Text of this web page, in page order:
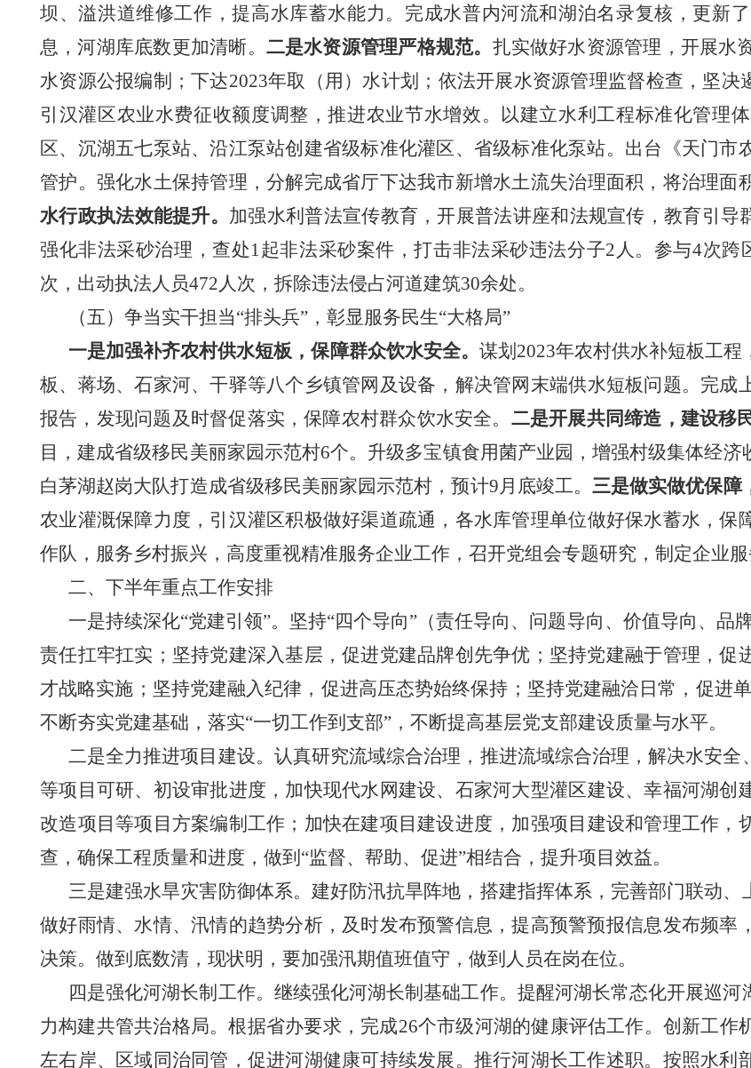
坝、溢洪道维修工作，提高水库蓄水能力。完成水普内河流和湖泊名录复核，更新
息，河湖库底数更加清晰。 二是水资源管理严格规范。 扎实做好水资源管理，开展水
水资源公报编制；下达2023年取（用）水计划； 依法开展水资源管理监督检查， 坚决
引汉灌区农业水费征收额度调整，推进农业节水增效。以建立水利工程标准化管理
区、沉湖五七泵站、沿江泵站创建省级标准化灌区、省级标准化泵站。 出台《天门市
管护。强化水土保持管理，分解完成省厅下达我市新增水土流失治理面积，将治理面
水行政执法效能提升。 加强水利普法宣传教育，开展普法讲座和法规宣传，教育引导
强化非法采砂治理，查处1起非法采砂案件，打击非法采砂违法分子2人。 参与4次跨
次，出动执法人员472人次 ， 拆除违法侵占河道建筑30余处。
（五） 争当实干担当“排头兵”，彰显服务民生“大格局”
一是加强补齐农村供水短板 ，保障群众饮水安全。 谋划 2023年农村供水补短板工程
板、蒋场、石家河、干驿等八个乡镇管网及设备 ，解决管网末端供水短板问题。 完成
报告，发现问题及时督促落实，保障农村群众饮水安全。 二是开展共同缔造，建设移
目，建成省级移民美丽家园示范村6个。升级多宝镇食用菌产业园，增强村级集体经
白茅湖赵岗大队打造成省级移民美丽家园示范村，预计9月底竣工。三是做实做优保障
农业灌溉保障力度，引汉灌区积极做好渠道疏通，各水库管理单位做好保水蓄水，
作队，服务乡村振兴， 高度重视精准服务企业工作，召开党组会专题研究，制定企业
二、下半年重点工作安排
一是持续深化“党建引领”。 坚持“四个导向”（责任导向、问题导向、价值导向、品
责任扛牢扛实；坚持党建深入基层，促进党建品牌创先争优；坚持党建融于管理，促
才战略实施；坚持党建融入纪律，促进高压态势始终保持；坚持党建融洽日常，促进
不断夯实党建基础，落实“一切工作到支部”，不断提高基层党支部建设质量与水平。
二是全力推进项目建设。 认真研究流域综合治理，推进流域综合治理，解决水安全
等项目可研、初设审批进度，加快现代水网建设、 石家河大型灌区建设、幸福河湖创
改造项目等项目方案编制工作 ； 加快在建项目建设进度，加强项目建设和管理工作，
查， 确保工程质量和进度， 做到 “监督、帮助、促进”相结合，提升项目效益。
三是建强水旱灾害防御体系。 建好防汛抗旱阵地，搭建指挥体系，完善部门联动、
做好雨情、水情、汛情的趋势分析，及时发布预警信息，提高预警预报信息发布频率 ，
决策。做到底数清，现状明，要加强汛期值班值守，做到人员在岗在位。
四是强化河湖长制工作。 继续强化河湖长制基础工作。提醒河湖长常态化开展巡
力构建共管共治格局。根据省办要求，完成26个市级河湖的健康评估工作。创新工作
左右岸、区域同治同管，促进河湖健康可持续发展。推行河湖长工作述职。按照水利